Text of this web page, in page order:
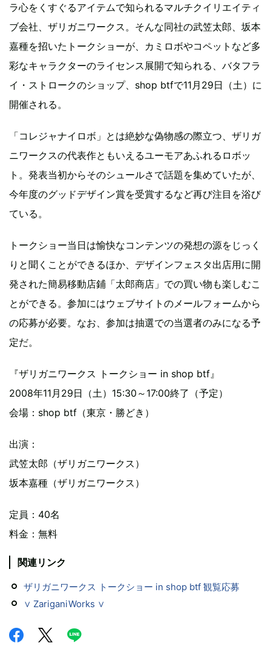
ラ心をくすぐるアイテムで知られるマルチクイリエイティ
ブ会社、ザリガニワークス。そんな同社の武笠太郎、坂本
嘉種を招いたトークショーが、カミロボやコペットなど多
彩なキャラクターのライセンス展開で知られる、バタフラ
イ・ストロークのショップ、shop btfで11月29日（土）に
開催される。
「コレジャナイロボ」とは絶妙な偽物感の際立つ、ザリガ
ニワークスの代表作ともいえるユーモアあふれるロボッ
ト。発表当初からそのシュールさで話題を集めていたが、
今年度のグッドデザイン賞を受賞するなど再び注目を浴び
ている。
トークショー当日は愉快なコンテンツの発想の源をじっく
りと聞くことができるほか、デザインフェスタ出店用に開
発された簡易移動店鋪「太郎商店」での買い物も楽しむこ
とができる。参加にはウェブサイトのメールフォームから
の応募が必要。なお、参加は抽選での当選者のみになる予
定だ。
『ザリガニワークス トークショー in shop btf』
2008年11月29日（土）15:30～17:00終了（予定）
会場：shop btf（東京・勝どき）
出演：
武笠太郎（ザリガニワークス）
坂本嘉種（ザリガニワークス）
定員：40名
料金：無料
関連リンク
ザリガニワークス トークショー in shop btf 観覧応募
∨ ZariganiWorks ∨